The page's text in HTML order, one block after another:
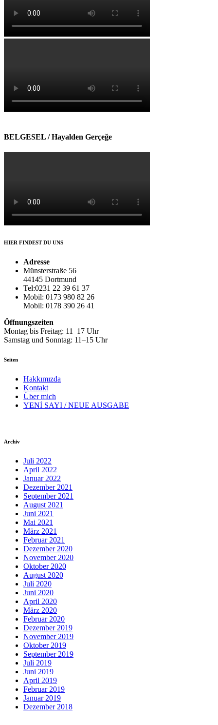
BELGESEL / Hayalden Gerçeğe
HIER FINDEST DU UNS
Adresse
Münsterstraße 56
44145 Dortmund
Tel:0231 22 39 61 37
Mobil: 0173 980 82 26
Mobil: 0178 390 26 41
Öffnungszeiten
Montag bis Freitag: 11–17 Uhr
Samstag und Sonntag: 11–15 Uhr
Seiten
Hakkımızda
Kontakt
Über mich
YENİ SAYI / NEUE AUSGABE
Archiv
Juli 2022
April 2022
Januar 2022
Dezember 2021
September 2021
August 2021
Juni 2021
Mai 2021
März 2021
Februar 2021
Dezember 2020
November 2020
Oktober 2020
August 2020
Juli 2020
Juni 2020
April 2020
März 2020
Februar 2020
Dezember 2019
November 2019
Oktober 2019
September 2019
Juli 2019
Juni 2019
April 2019
Februar 2019
Januar 2019
Dezember 2018